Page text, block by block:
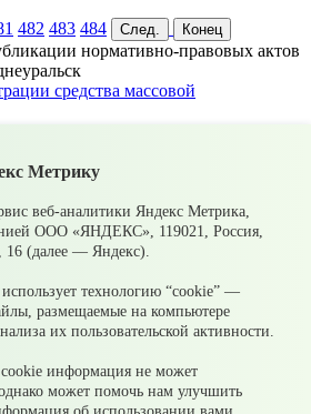
482 483 484 След. Конец
нормативно-правовых актов
средства массовой
учреждение «Управление по связям
округа Среднеуральск
надзору в сфере связи,
и массовых коммуникаций
2022 г.
Метрику
веб-аналитики Яндекс Метрика,
ООО «ЯНДЕКС», 119021, Россия,
16 (далее — Яндекс).
технологию “cookie” —
размещаемые на компьютере
их пользовательской активности.
информация не может
может помочь нам улучшить